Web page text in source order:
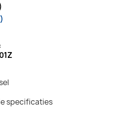
specificaties